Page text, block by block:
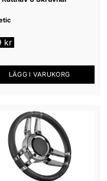
kr
LÄGG I VARUKORG